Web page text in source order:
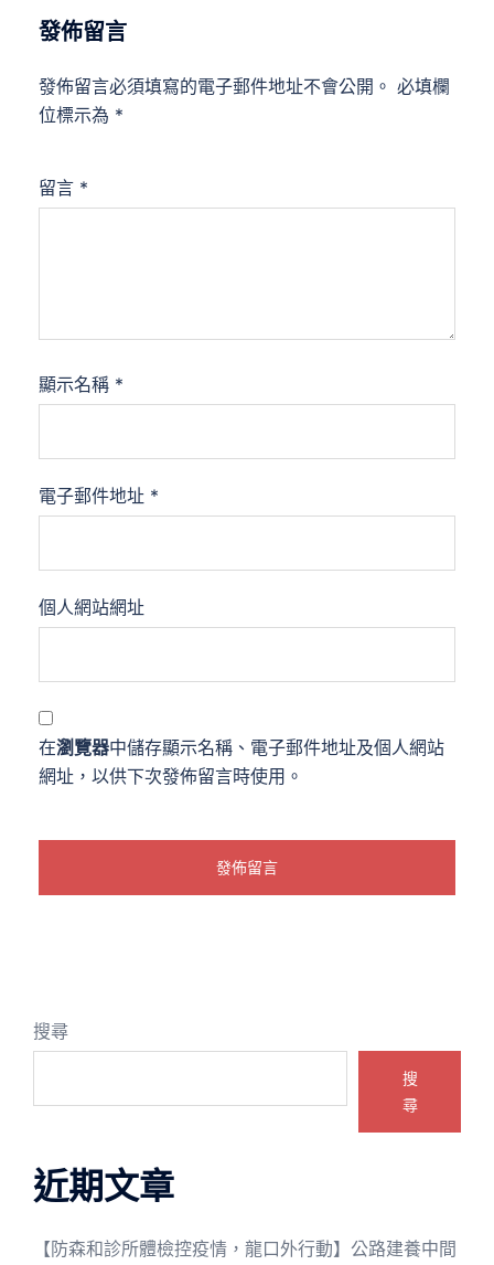
發佈留言
發佈留言必須填寫的電子郵件地址不會公開。 必填欄
位標示為 *
留言 *
顯示名稱 *
電子郵件地址 *
個人網站網址
在瀏覽器中儲存顯示名稱、電子郵件地址及個人網站
網址，以供下次發佈留言時使用。
搜尋
搜
尋
近期文章
【防森和診所體檢控疫情，龍口外行動】公路建養中間